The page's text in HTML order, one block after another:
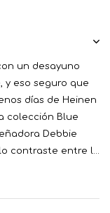
un desayuno
y eso seguro que
días de Heinen
colección Blue
Debbie
contraste entre l...